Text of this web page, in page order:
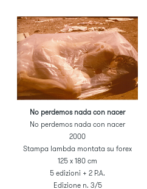
No perdemos nada con nacer
No perdemos nada con nacer
2000
Stampa lambda montata su forex
125 x 180 cm
5 edizioni + 2 P.A.
Edizione n. 3/5